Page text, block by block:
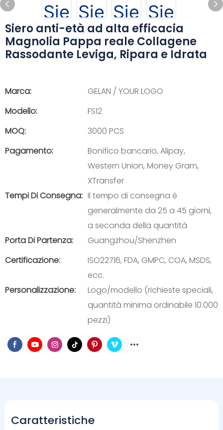
Siero anti-età ad alta efficacia
Magnolia Pappa reale Collagene
Rassodante Leviga, Ripara e Idrata
Marca:
GELAN / YOUR LOGO
Modello:
FS12
MOQ:
3000 PCS
Pagamento:
Bonifico bancario, Alipay,
Western Union, Money Gram,
XTransfer
Tempi Di Consegna: Il tempo di consegna è
generalmente da 25 a 45 giorni,
a seconda della quantità
Porta Di Partenza:
Guangzhou/Shenzhen
Certificazione:
ISO22716, FDA, GMPC, COA, MSDS,
ecc.
Personalizzazione:
Logo/modello (richieste speciali,
quantità minima ordinabile 10.000
pezzi)
Caratteristiche